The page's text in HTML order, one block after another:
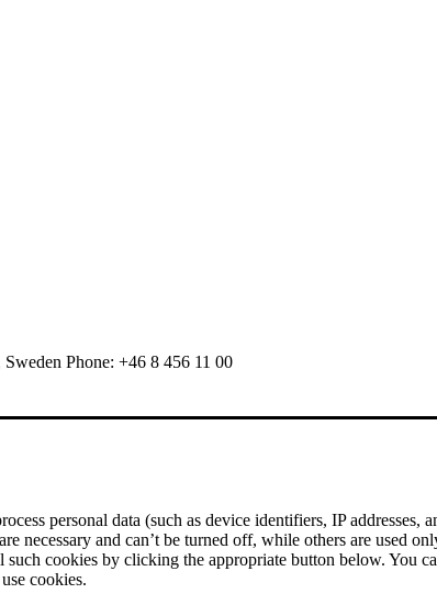
Phone: +46 8 456 11 00
personal data (such as device identifiers, IP
necessary and can’t be turned off, while others are used
cookies by clicking the appropriate button below. You
cookies.